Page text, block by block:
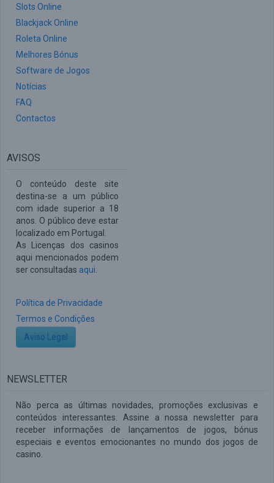
Slots Online
Blackjack Online
Roleta Online
Melhores Bónus
Software de Jogos
Notícias
FAQ
Contactos
AVISOS
O conteúdo deste site
destina-se a um público
com idade superior a 18
anos. O público deve estar
localizado em Portugal.
As Licenças dos casinos
aqui mencionados podem
ser consultadas aqui
Política de Privacidade
Termos e Condições
Aviso Legal
NEWSLETTER
Não perca as últimas novidades, promoções exclusivas e
conteúdos interessantes. Assine a nossa newsletter para
receber informações de lançamentos de jogos, bónus
especiais e eventos emocionantes no mundo dos jogos de
casino.